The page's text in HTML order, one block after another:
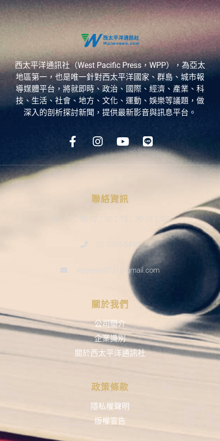
西太平洋通訊社（West Pacific Press，WPP），為亞太
地區第一，也是唯一針對西太平洋國家、群島、城市報
導媒體平台，將就即時、政治、國際、經濟、產業、科
技、生活、社會、地方、文化、運動、娛樂等議題，做
深入的剖析探討新聞，提供最新影音與訊息平台。
聯絡資訊
9：30-12：00；13：30-18：00
02-2570-5439
wppress0731@gmail.com
關於我們
公司簡介
企業識別
關於西太平洋通訊社
政策條款
隱私權聲明
版權宣告